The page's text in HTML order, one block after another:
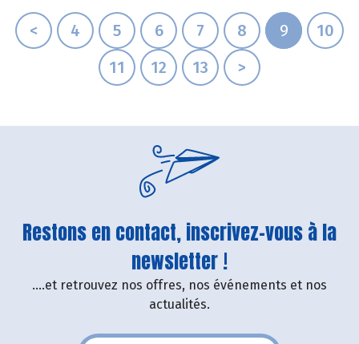
< 4 5 6 7 8 9
10
11
12 13 >
Restons en contact, inscrivez-vous à la
newsletter !
....et retrouvez nos offres, nos événements et nos
actualités.